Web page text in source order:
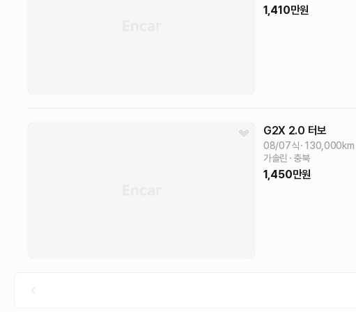
1,410만원
G2X 2.0 터보
08/07식 130,000km
가솔린
충북
1,450만원